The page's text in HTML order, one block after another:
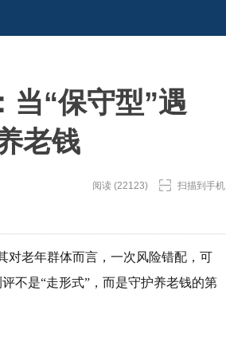
当“保守型”遇
老钱
阅读 (22123) 扫描到手机
对老年群体而言，一次风险错配，可
不是“走形式”，而是守护养老钱的第